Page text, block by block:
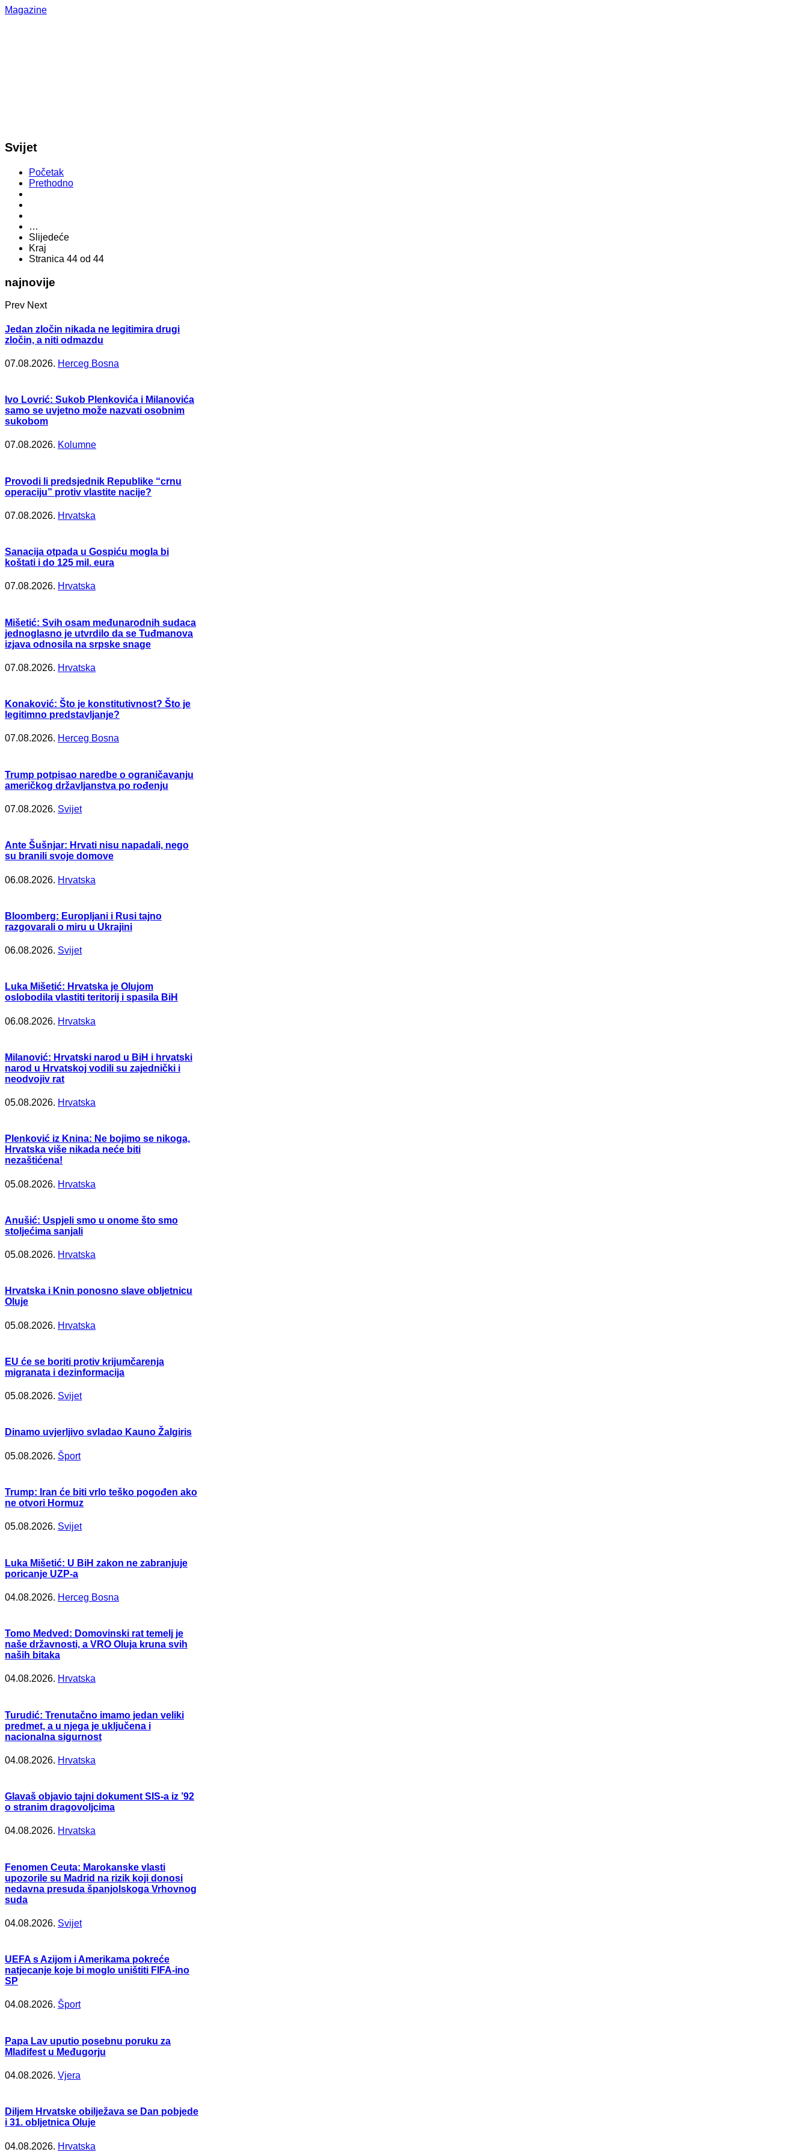
Magazine
Svijet
Početak
Prethodno
…
Slijedeće
Kraj
Stranica 44 od 44
najnovije
Prev Next
Jedan zločin nikada ne legitimira drugi
zločin, a niti odmazdu
07.08.2026. Herceg Bosna
Ivo Lovrić: Sukob Plenkovića i Milanovića
samo se uvjetno može nazvati osobnim
sukobom
07.08.2026. Kolumne
Provodi li predsjednik Republike “crnu
operaciju” protiv vlastite nacije?
07.08.2026. Hrvatska
Sanacija otpada u Gospiću mogla bi
koštati i do 125 mil. eura
07.08.2026. Hrvatska
Mišetić: Svih osam međunarodnih sudaca
jednoglasno je utvrdilo da se Tuđmanova
izjava odnosila na srpske snage
07.08.2026. Hrvatska
Konaković: Što je konstitutivnost? Što je
legitimno predstavljanje?
07.08.2026. Herceg Bosna
Trump potpisao naredbe o ograničavanju
američkog državljanstva po rođenju
07.08.2026. Svijet
Ante Šušnjar: Hrvati nisu napadali, nego
su branili svoje domove
06.08.2026. Hrvatska
Bloomberg: Europljani i Rusi tajno
razgovarali o miru u Ukrajini
06.08.2026. Svijet
Luka Mišetić: Hrvatska je Olujom
oslobodila vlastiti teritorij i spasila BiH
06.08.2026. Hrvatska
Milanović: Hrvatski narod u BiH i hrvatski
narod u Hrvatskoj vodili su zajednički i
neodvojiv rat
05.08.2026. Hrvatska
Plenković iz Knina: Ne bojimo se nikoga,
Hrvatska više nikada neće biti
nezaštićena!
05.08.2026. Hrvatska
Anušić: Uspjeli smo u onome što smo
stoljećima sanjali
05.08.2026. Hrvatska
Hrvatska i Knin ponosno slave obljetnicu
Oluje
05.08.2026. Hrvatska
EU će se boriti protiv krijumčarenja
migranata i dezinformacija
05.08.2026. Svijet
Dinamo uvjerljivo svladao Kauno Žalgiris
05.08.2026. Šport
Trump: Iran će biti vrlo teško pogođen ako
ne otvori Hormuz
05.08.2026. Svijet
Luka Mišetić: U BiH zakon ne zabranjuje
poricanje UZP-a
04.08.2026. Herceg Bosna
Tomo Medved: Domovinski rat temelj je
naše državnosti, a VRO Oluja kruna svih
naših bitaka
04.08.2026. Hrvatska
Turudić: Trenutačno imamo jedan veliki
predmet, a u njega je uključena i
nacionalna sigurnost
04.08.2026. Hrvatska
Glavaš objavio tajni dokument SIS-a iz ’92
o stranim dragovoljcima
04.08.2026. Hrvatska
Fenomen Ceuta: Marokanske vlasti
upozorile su Madrid na rizik koji donosi
nedavna presuda španjolskoga Vrhovnog
suda
04.08.2026. Svijet
UEFA s Azijom i Amerikama pokreće
natjecanje koje bi moglo uništiti FIFA-ino
SP
04.08.2026. Šport
Papa Lav uputio posebnu poruku za
Mladifest u Međugorju
04.08.2026. Vjera
Diljem Hrvatske obilježava se Dan pobjede
i 31. obljetnica Oluje
04.08.2026. Hrvatska